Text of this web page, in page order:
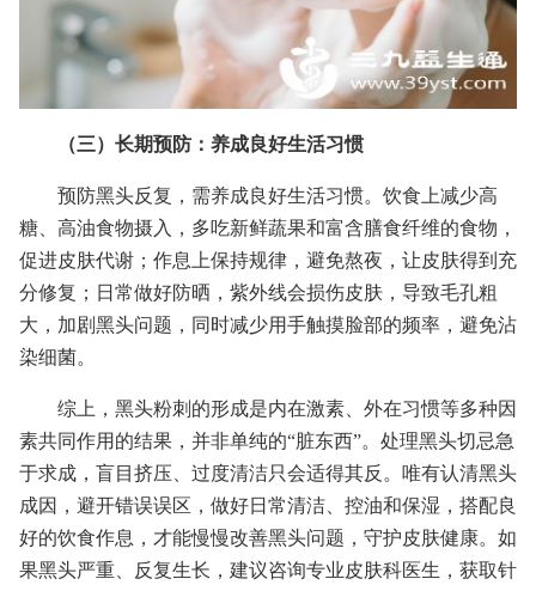
（三）长期预防：养成良好生活习惯
预防黑头反复，需养成良好生活习惯。饮食上减少高
糖、高油食物摄入，多吃新鲜蔬果和富含膳食纤维的食物，
促进皮肤代谢；作息上保持规律，避免熬夜，让皮肤得到充
分修复；日常做好防晒，紫外线会损伤皮肤，导致毛孔粗
大，加剧黑头问题，同时减少用手触摸脸部的频率，避免沾
染细菌。
综上，黑头粉刺的形成是内在激素、外在习惯等多种因
素共同作用的结果，并非单纯的“脏东西”。处理黑头切忌急
于求成，盲目挤压、过度清洁只会适得其反。唯有认清黑头
成因，避开错误误区，做好日常清洁、控油和保湿，搭配良
好的饮食作息，才能慢慢改善黑头问题，守护皮肤健康。如
果黑头严重、反复生长，建议咨询专业皮肤科医生，获取针